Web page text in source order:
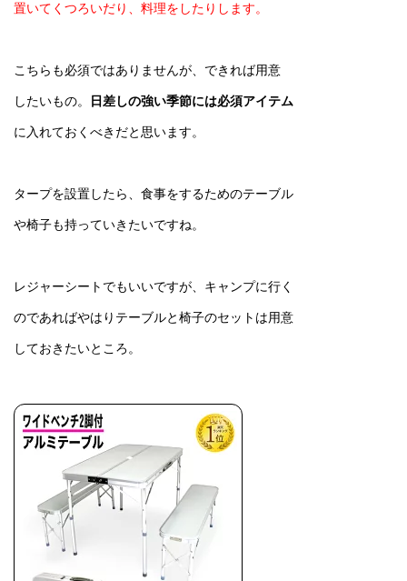
置いてくつろいだり、料理をしたりします。
こちらも必須ではありませんが、できれば用意
したいもの。 日差しの強い季節には必須アイテム
に入れておくべきだと思います。
タープを設置したら、食事をするためのテーブル
や椅子も持っていきたいですね。
レジャーシートでもいいですが、キャンプに行く
のであればやはりテーブルと椅子のセットは用意
しておきたいところ。